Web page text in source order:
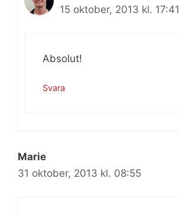
15 oktober, 2013 kl. 17:41
Absolut!
Svara
Marie
31 oktober, 2013 kl. 08:55